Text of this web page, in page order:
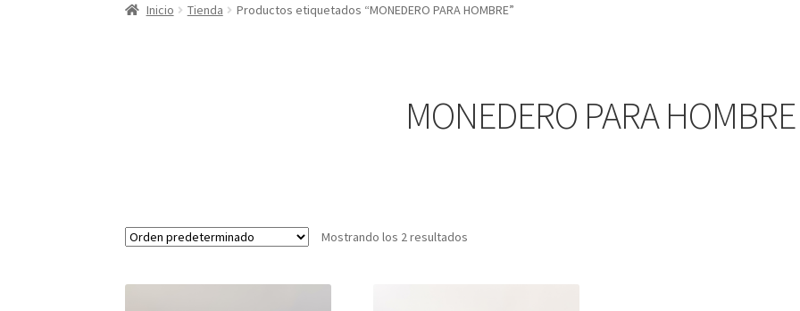
Inicio Tienda Productos etiquetados “MONEDERO PARA HOMBRE”
MONEDERO PARA HOMBRE
Mostrando los 2 resultados